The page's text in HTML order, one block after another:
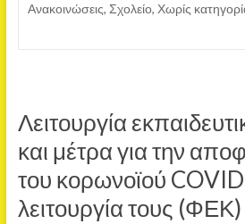
Ανακοινώσεις, Σχολείο, Χωρίς
Λειτουργία
και μέτρα για την
του κορωνοϊού
λειτουργία τους (ΦΕΚ)